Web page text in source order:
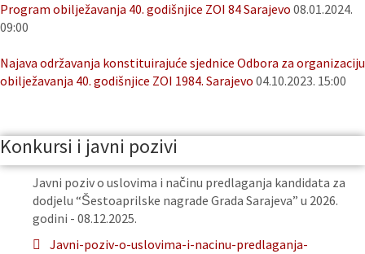
Program obilježavanja 40. godišnjice ZOI 84 Sarajevo 08.01.2024.
09:00
Najava održavanja konstituirajuće sjednice Odbora za organizaciju
obilježavanja 40. godišnjice ZOI 1984. Sarajevo 04.10.2023. 15:00
Konkursi i javni pozivi
Javni poziv o uslovima i načinu predlaganja kandidata za
dodjelu “Šestoaprilske nagrade Grada Sarajeva” u 2026.
godini - 08.12.2025.
Javni-poziv-o-uslovima-i-nacinu-predlaganja-